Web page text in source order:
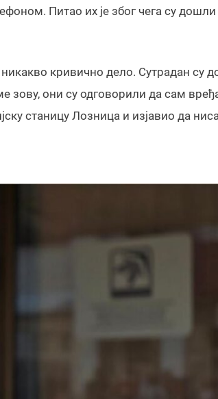
Питао их је због чега су
кривично дело. Сутрадан су
зову, они су одговорили да сам
станицу Лозница и изјавио да